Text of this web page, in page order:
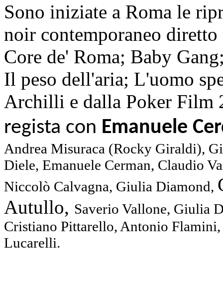
Sono iniziate a Roma le
noir contemporaneo
Core de' Roma; Baby
Il peso dell'aria; L'uomo
Archilli e dalla Poker Film
regista con Emanuele
Andrea Misuraca (Rocky Giraldi),
Diele, Emanuele Cerman, Claudio
Niccolò Calvagna, Giulia Diamond,
Autullo, Saverio Vallone, Giulia
Cristiano Pittarello, Antonio
Lucarelli.